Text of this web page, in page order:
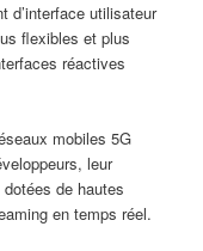
d’interface utilisateur
flexibles et plus
réactives
mobiles 5G
leur
de hautes
en temps réel.